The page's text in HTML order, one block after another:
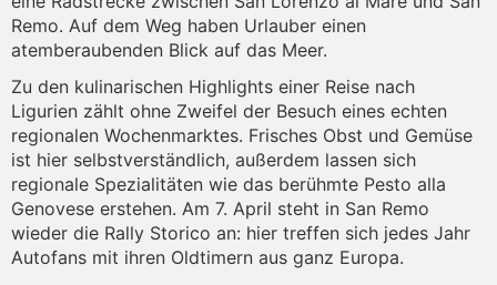
Remo. Auf dem Weg haben Urlauber einen
atemberaubenden Blick auf das Meer.
Zu den kulinarischen Highlights einer Reise nach
Ligurien zählt ohne Zweifel der Besuch eines echten
regionalen Wochenmarktes. Frisches Obst und Gemüse
ist hier selbstverständlich, außerdem lassen sich
regionale Spezialitäten wie das berühmte Pesto alla
Genovese erstehen. Am 7. April steht in San Remo
wieder die Rally Storico an: hier treffen sich jedes Jahr
Autofans mit ihren Oldtimern aus ganz Europa.